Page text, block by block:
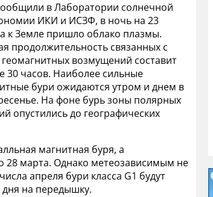
в Лаборатории солнечной
ИКИ и ИСЗФ, в ночь на 23
к Земле пришло облако плазмы.
продолжительность связанных с
возмущений составит
30 часов. Наиболее сильные
бури ожидаются утром и днем в
На фоне бурь зоны полярных
опустились до географических
магнитная буря, а
28 марта. Однако метеозависимым не
апреля бури класса G1 будут
на передышку.